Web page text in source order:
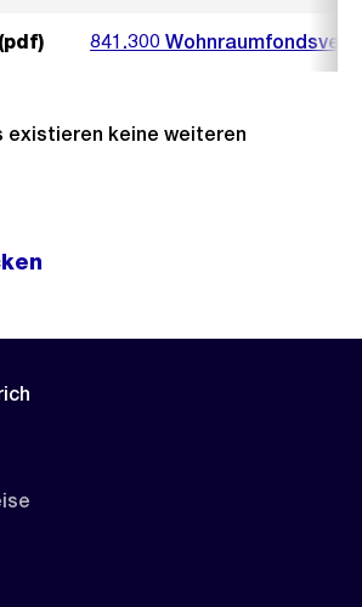
841.300
existieren keine weiteren